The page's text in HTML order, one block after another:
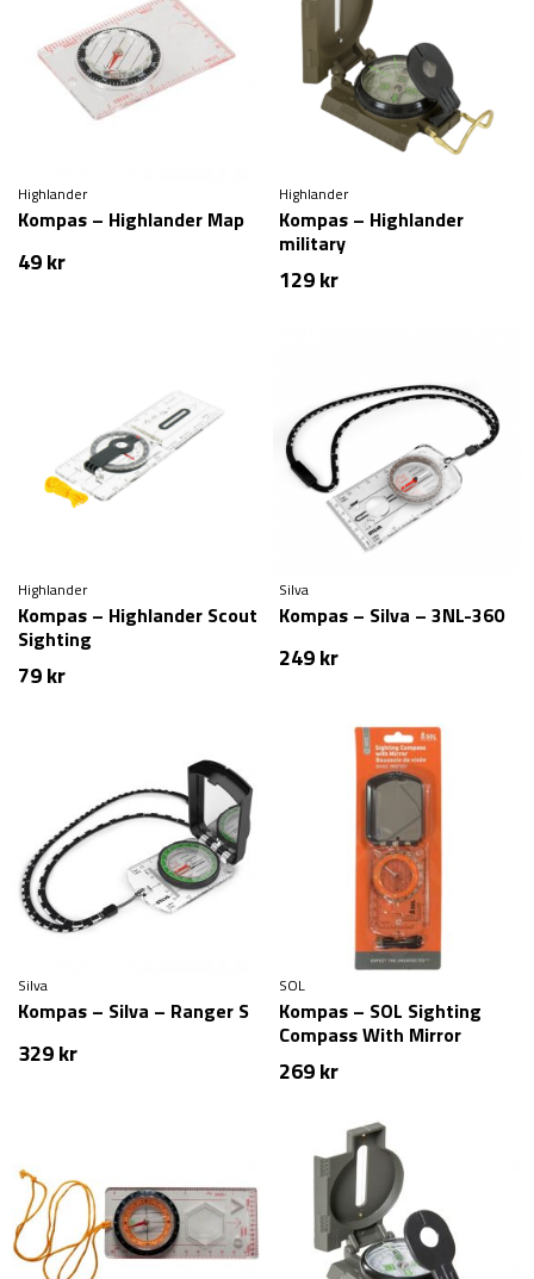
Highlander
Kompas – Highlander Map
49kr
Highlander
Kompas – Highlander
military
129kr
Highlander
Kompas – Highlander Scout
Sighting
79kr
Silva
Kompas – Silva – 3NL-360
249kr
Silva
Kompas – Silva – Ranger S
329kr
SOL
Kompas – SOL Sighting
Compass With Mirror
269kr